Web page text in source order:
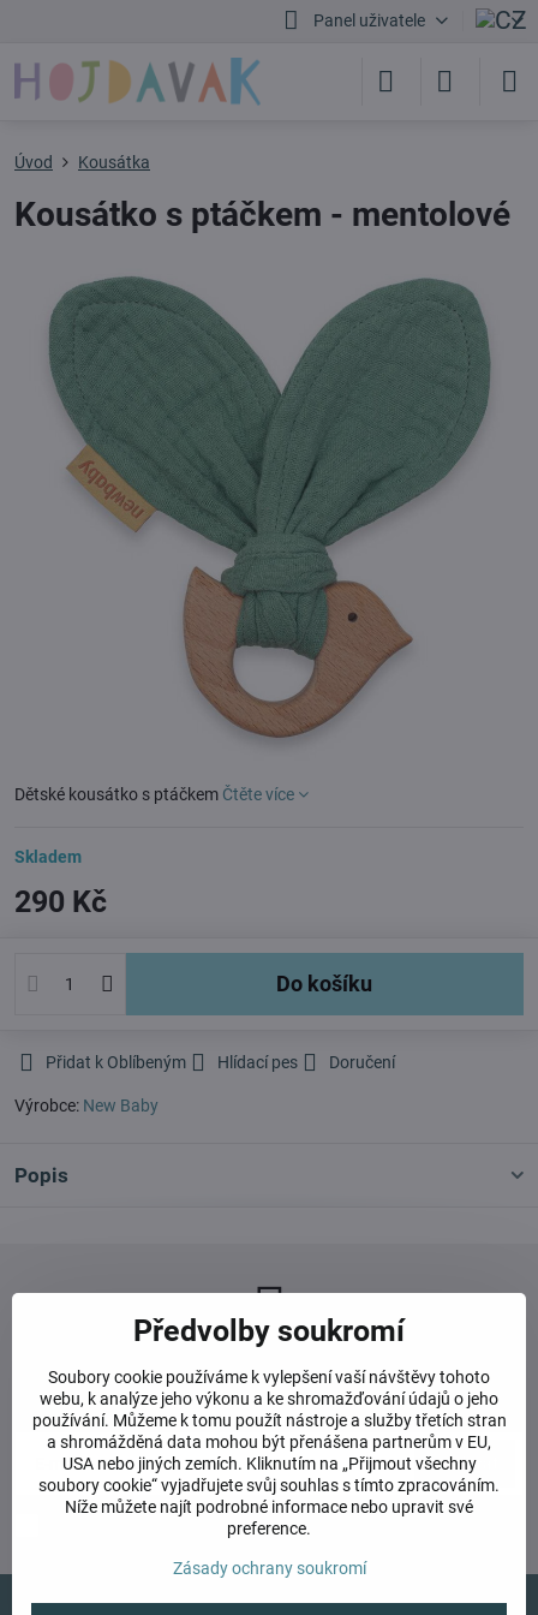
Panel uživatele
Úvod Kousátka
Kousátko s ptáčkem - mentolové
Dětské kousátko s ptáčkem Čtěte více
Skladem
290 Kč
Do košíku
Přidat k Oblíbeným Hlídací pes Doručení
Výrobce: New Baby
Popis
Newsletter
Odebírat naše novinky:
Odebírat
Chci se přihlásit k odběru novinek e-mailem
Předvolby soukromí
Soubory cookie používáme k vylepšení vaší návštěvy tohoto
webu, k analýze jeho výkonu a ke shromažďování údajů o jeho
používání. Můžeme k tomu použít nástroje a služby třetích stran
a shromážděná data mohou být přenášena partnerům v EU,
USA nebo jiných zemích. Kliknutím na „Přijmout všechny
soubory cookie“ vyjadřujete svůj souhlas s tímto zpracováním.
Níže můžete najít podrobné informace nebo upravit své
preference.
Zásady ochrany soukromí